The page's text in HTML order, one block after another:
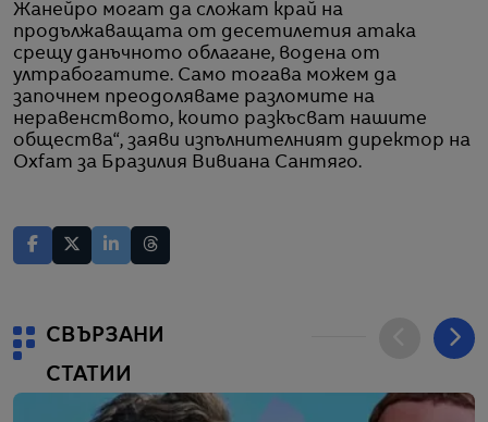
Жанейро могат да сложат край на
продължаващата от десетилетия атака
срещу данъчното облагане, водена от
ултрабогатите. Само тогава можем да
започнем преодоляваме разломите на
неравенството, които разкъсват нашите
общества“, заяви изпълнителният директор на
Oxfam за Бразилия Вивиана Сантяго.
СВЪРЗАНИ
СТАТИИ